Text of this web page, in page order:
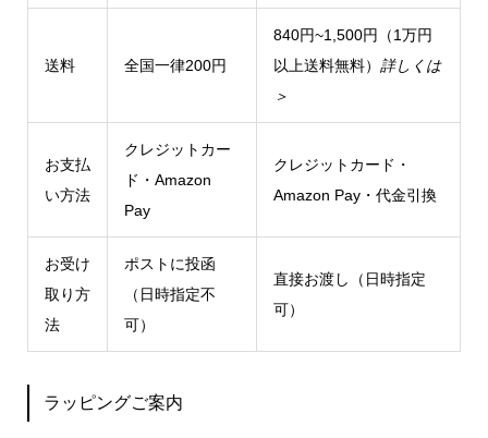
送料 全国一律200円
840円~1,500円（1万円
以上送料無料） 詳しくは
＞
お支払
い方法
クレジットカー
ド・Amazon
Pay
クレジットカード・
Amazon Pay・代金引換
お受け
取り方
法
ポストに投函
（日時指定不
可）
直接お渡し（日時指定
可）
ラッピングご案内